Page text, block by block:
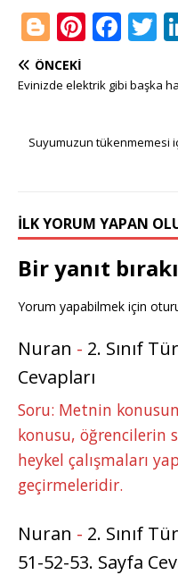
Bl
o
g
e
Pi
te
e
F
c
b
k
T
it
r
ÖNCEKI
Evinizde elektrik gibi başka
Suyumuzun tükenmemesi
İLK YORUM YAPAN
Bir yanıt
Yorum yapabilmek için
Nuran - 2. Sınıf
Cevapları
Soru: Metnin
konusu, öğrencilerin
heykel çalışmaları
geçirmeleridir.
Nuran - 2. Sınıf
51-52-53. Sayfa